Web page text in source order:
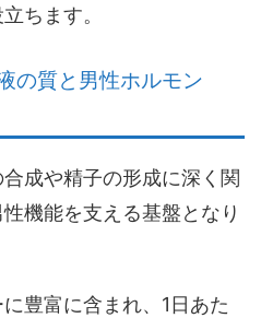
ちます。
の質と男性ホルモン
成や精子の形成に深く関
機能を支える基盤となり
豊富に含まれ、 1日あた